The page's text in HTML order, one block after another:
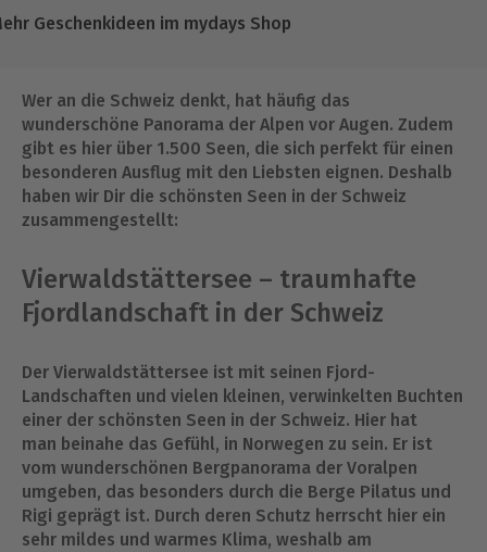
Geschenkideen im mydays Shop
Wer an die Schweiz denkt, hat häufig das
wunderschöne Panorama der Alpen vor Augen. Zudem
gibt es hier über 1.500 Seen, die sich perfekt für einen
besonderen Ausflug mit den Liebsten eignen. Deshalb
haben wir Dir die schönsten Seen in der Schweiz
zusammengestellt:
Vierwaldstättersee – traumhafte
Fjordlandschaft in der Schweiz
Der Vierwaldstättersee ist mit seinen Fjord-
Landschaften und vielen kleinen, verwinkelten Buchten
einer der schönsten Seen in der Schweiz. Hier hat
man beinahe das Gefühl, in Norwegen zu sein. Er ist
vom wunderschönen Bergpanorama der Voralpen
umgeben, das besonders durch die Berge Pilatus und
Rigi geprägt ist. Durch deren Schutz herrscht hier ein
sehr mildes und warmes Klima, weshalb am